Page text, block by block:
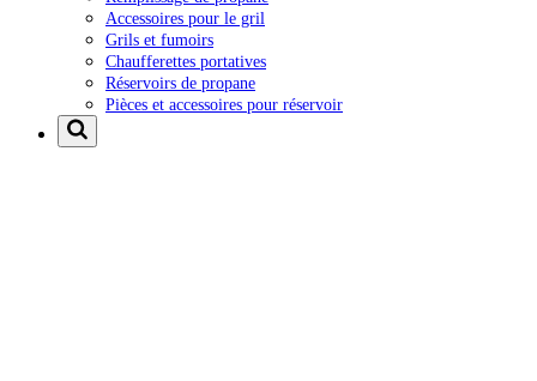
Accessoires pour le gril
Grils et fumoirs
Chaufferettes portatives
Réservoirs de propane
Pièces et accessoires pour réservoir